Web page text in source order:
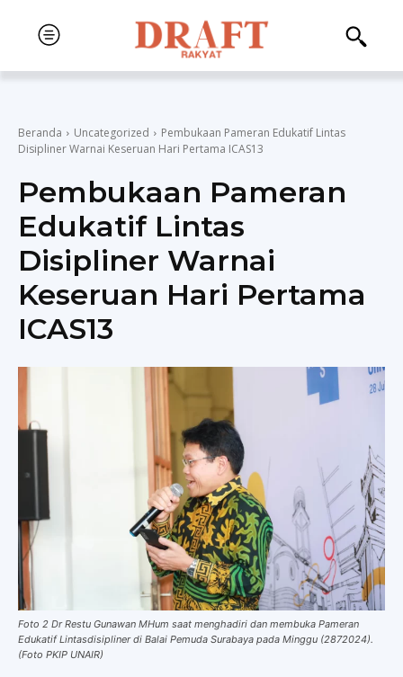
Beranda Uncategorized
Pembukaan Pameran Edukatif Lintas
Disipliner Warnai Keseruan Hari Pertama ICAS13
Pembukaan Pameran
Edukatif Lintas
Disipliner Warnai
Keseruan Hari Pertama
ICAS13
Foto 2 Dr Restu Gunawan MHum saat menghadiri dan membuka Pameran
Edukatif Lintasdisipliner di Balai Pemuda Surabaya pada Minggu (2872024).
(Foto PKIP UNAIR)